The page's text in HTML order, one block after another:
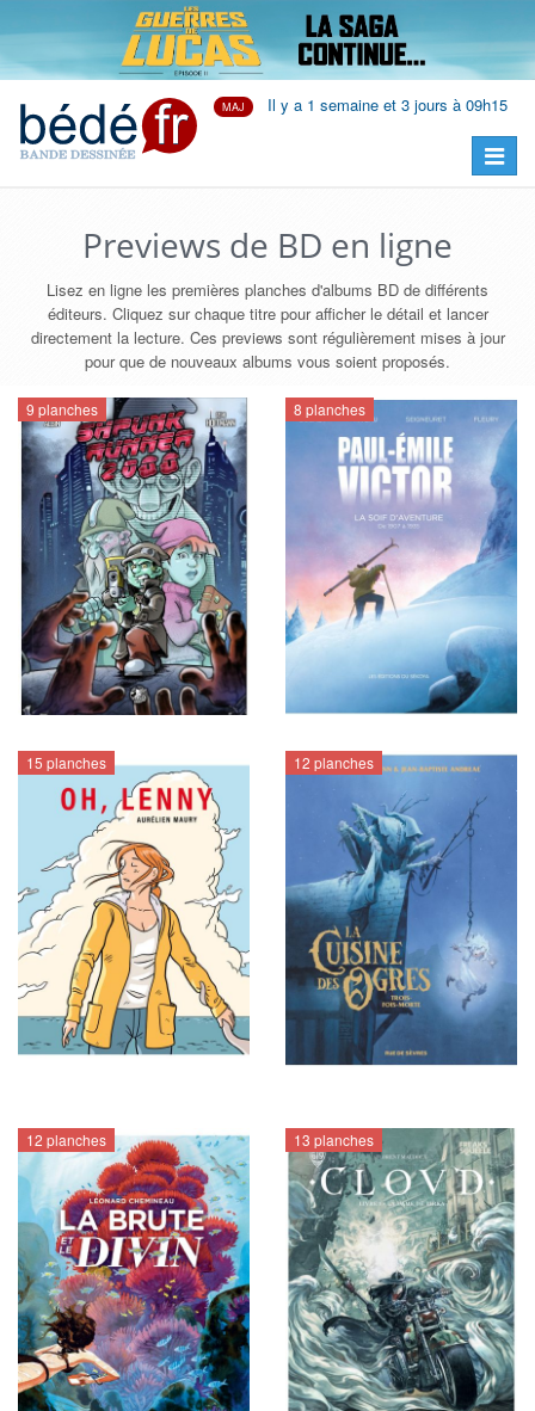
MAJ Il y a 1 semaine et 3 jours à 09h15
Previews de BD en ligne
Lisez en ligne les premières planches d'albums BD de différents
éditeurs. Cliquez sur chaque titre pour afficher le détail et lancer
directement la lecture. Ces previews sont régulièrement mises à jour
pour que de nouveaux albums vous soient proposés.
9 planches 8 planches
15 planches 12 planches
12 planches 13 planches